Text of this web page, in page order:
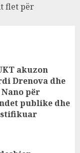
flet për
akuzon
Drenova dhe
Nano për
publike dhe